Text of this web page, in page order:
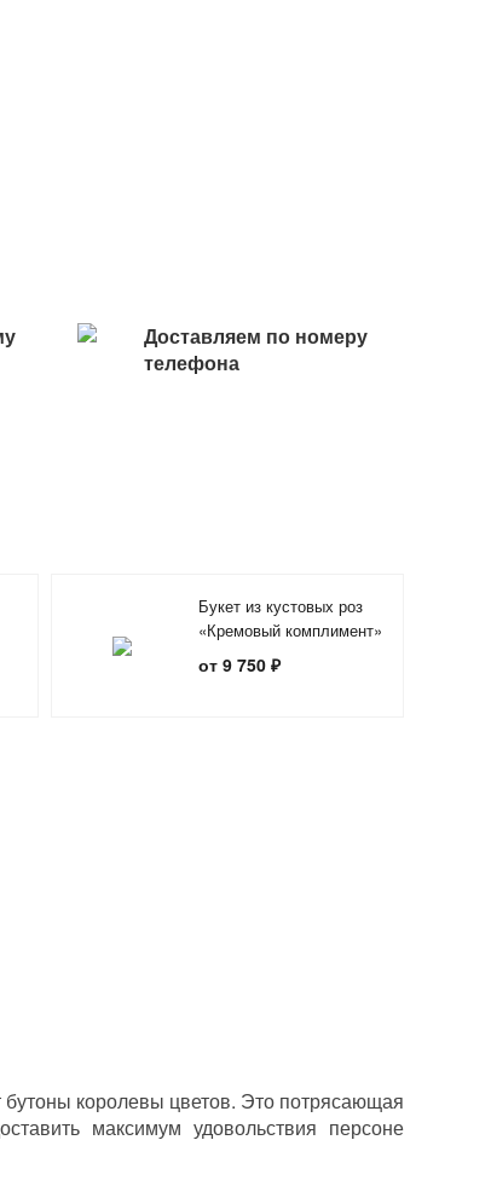
Доставляем по номеру
телефона
Букет из кустовых роз
«Кремовый комплимент»
от 9 750 ₽
бутоны королевы цветов. Это потрясающая
максимум удовольствия персоне